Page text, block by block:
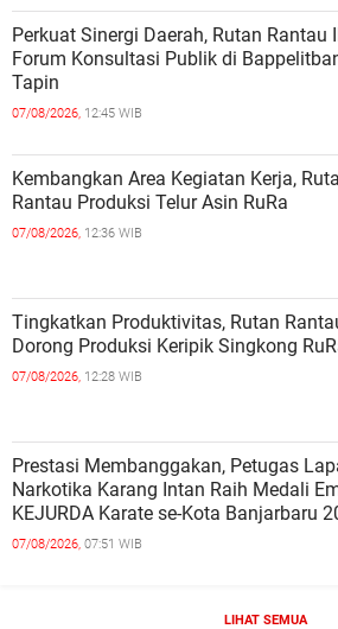
Perkuat Sinergi Daerah, Rutan Rantau
Forum Konsultasi Publik di
Tapin
07/08/2026, 12:45 WIB
Kembangkan Area Kegiatan Kerja,
Rantau Produksi Telur Asin RuRa
07/08/2026, 12:36 WIB
Tingkatkan Produktivitas, Rutan
Dorong Produksi Keripik Singkong
07/08/2026, 12:28 WIB
Prestasi Membanggakan, Petugas
Narkotika Karang Intan Raih Medali
KEJURDA Karate se-Kota Banjarbaru
07/08/2026, 07:51 WIB
LIHAT SEMUA